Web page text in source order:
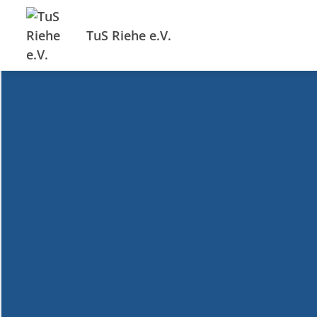
TuS Riehe e.V.